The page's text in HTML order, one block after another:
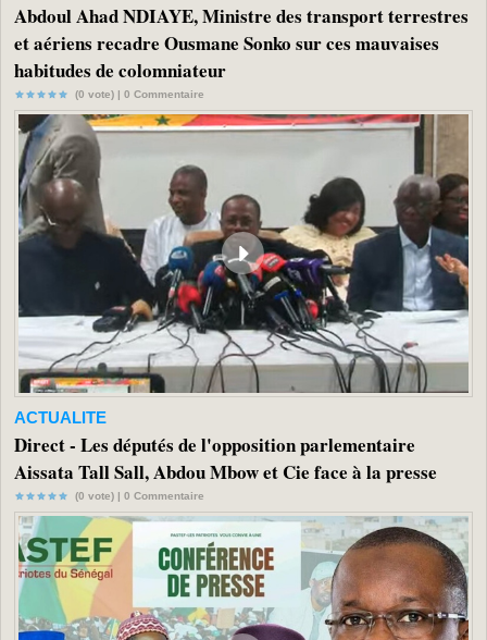
Abdoul Ahad NDIAYE, Ministre des transport terrestres
et aériens recadre Ousmane Sonko sur ces mauvaises
habitudes de colomniateur
(0 vote) | 0 Commentaire
ACTUALITE
Direct - Les députés de l'opposition parlementaire
Aissata Tall Sall, Abdou Mbow et Cie face à la presse
(0 vote) | 0 Commentaire